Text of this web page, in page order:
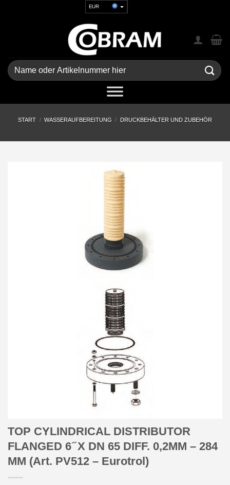
EUR
GBP
CHF
UAH
Suchen
nach:
START / WASSERAUFBEREITUNG / DRUCKBEHÄLTER UND ZUBEHÖR
TOP CYLINDRICAL DISTRIBUTOR
FLANGED 6 ̋ X DN 65 DIFF. 0,2MM – 284
MM (Art. PV512 – Eurotrol)